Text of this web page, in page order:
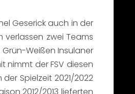
Geserick auch in der
verlassen zwei Teams
Weißen Insulaner
nimmt der FSV diesen
Spielzeit 2021/2022
2012/2013 lieferten